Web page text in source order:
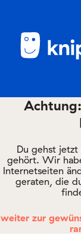
knipstipps
Eltern
Du gehst jetzt
gehört. Wir
Internetseiten
geraten, die
weiter zur